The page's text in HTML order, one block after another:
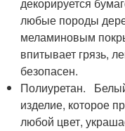
любые породы
меламиновым
впитывает грязь,
безопасен.
Полиуретан.
изделие, которое
любой цвет,